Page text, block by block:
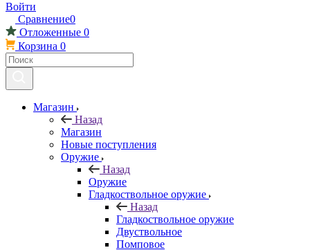
Войти
Сравнение0
Отложенные 0
Корзина 0
Магазин
Назад
Магазин
Новые поступления
Оружие
Назад
Оружие
Гладкоствольное оружие
Назад
Гладкоствольное оружие
Двуствольное
Помповое